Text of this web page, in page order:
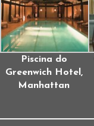
Piscina do
Greenwich Hotel,
Manhattan